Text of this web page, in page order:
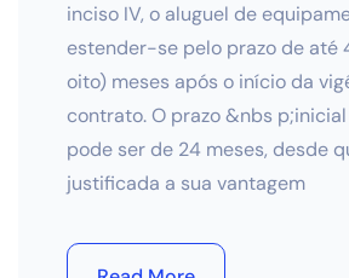
inciso IV, o aluguel de
estender-se pelo prazo de até
oito) meses após o início da
contrato. O prazo &nbs
pode ser de 24 meses, desde
justificada a sua vantagem